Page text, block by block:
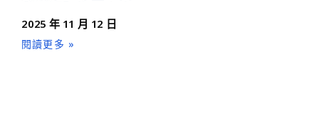
2025 年 11 月 12 日
閱讀更多 »